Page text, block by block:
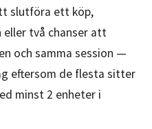
slutföra ett köp,
eller två chanser att
och samma session —
eftersom de flesta sitter
minst 2 enheter i